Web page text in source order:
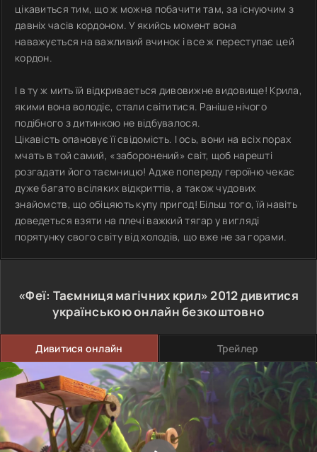
цікавиться тим, що ж можна побачити там, за існуючим з
давніх часів кордоном. У якийсь момент вона
наважується на важливий вчинок і все ж переступає цей
кордон.
І в ту ж мить їй відкривається дивовижне видовище! Крила,
якими вона володіє, стали світитися. Раніше нічого
подібного з дитинкою не відбувалося.
Цікавість опановує її свідомість. І ось, вони на всіх порах
мчать в той самий, «заборонений» світ, щоб нарешті
розгадати його таємницю! Адже попереду героїню чекає
дуже багато всіляких відкриттів, а також чудових
знайомств, що обіцяють купу пригод! Більш того, їй навіть
доведеться взяти на плечі важкий тягар у вигляді
порятунку свого світу від холодів, що вже не за горами.
«Феї: Таємниця магічних крил»2012дивитися
українською онлайн безкоштовно
Дивитися онлайн Трейлер